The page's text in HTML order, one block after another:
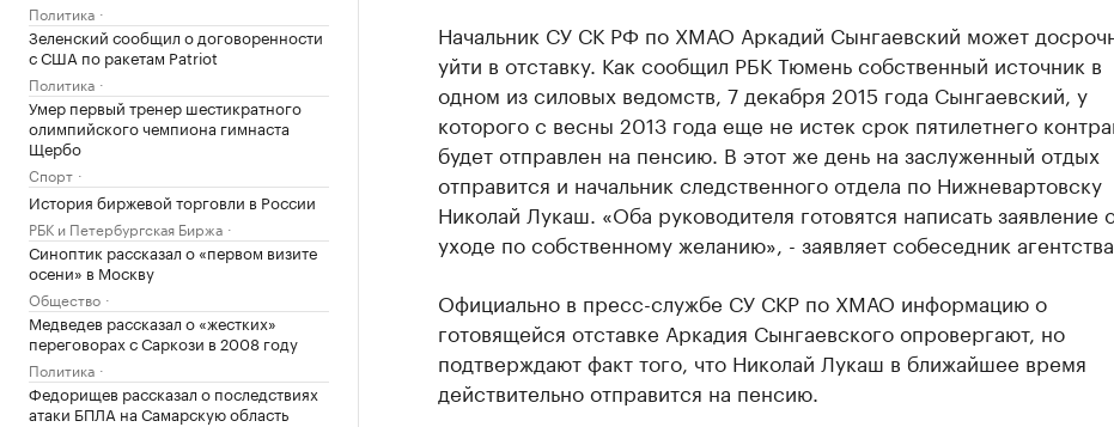
Политика
Зеленский сообщил о договоренности
с США по ракетам Patriot
Политика
Умер первый тренер шестикратного
олимпийского чемпиона гимнаста
Щербо
Спорт
История биржевой торговли в России
РБК и Петербургская Биржа
Синоптик рассказал о «первом визите
осени» в Москву
Общество
Медведев рассказал о «жестких»
переговорах с Саркози в 2008 году
Политика
Федорищев рассказал о последствиях
атаки БПЛА на Самарскую область
Начальник СУ СК РФ по ХМАО Аркадий Сынгаевский может
уйти в отставку. Как сообщил РБК Тюмень собственный источник в
одном из силовых ведомств, 7 декабря 2015 года Сынгаевский, у
которого с весны 2013 года еще не истек срок пятилетнего
будет отправлен на пенсию. В этот же день на заслуженный отдых
отправится и начальник следственного отдела по Нижневартовску
Николай Лукаш. «Оба руководителя готовятся написать заявление
уходе по собственному желанию», - заявляет собеседник агентства.
Официально в пресс-службе СУ СКР по ХМАО информацию о
готовящейся отставке Аркадия Сынгаевского опровергают, но
подтверждают факт того, что Николай Лукаш в ближайшее время
действительно отправится на пенсию.